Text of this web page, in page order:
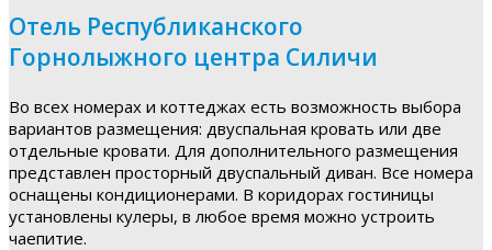
Отель Республиканского
Горнолыжного центра Силичи
Во всех номерах и коттеджах есть возможность выбора
вариантов размещения: двуспальная кровать или две
отдельные кровати. Для дополнительного размещения
представлен просторный двуспальный диван. Все номера
оснащены кондиционерами. В коридорах гостиницы
установлены кулеры, в любое время можно устроить
чаепитие.